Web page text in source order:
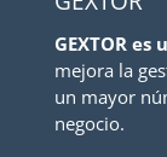
GEXTOR
mejora la
un mayor
negocio.